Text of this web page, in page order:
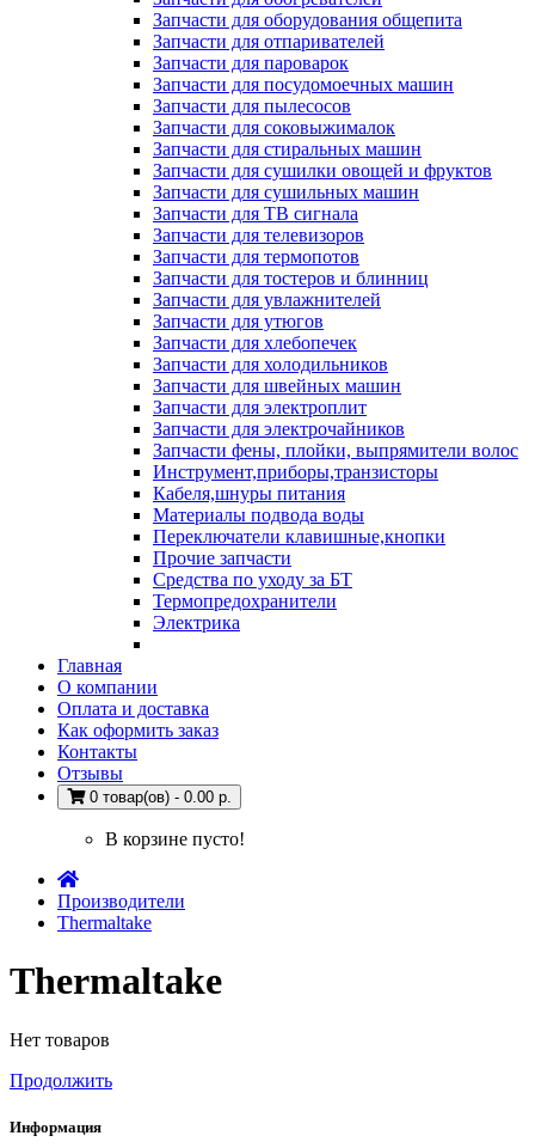
Запчасти для оборудования общепита
Запчасти для отпаривателей
Запчасти для пароварок
Запчасти для посудомоечных машин
Запчасти для пылесосов
Запчасти для соковыжималок
Запчасти для стиральных машин
Запчасти для сушилки овощей и фруктов
Запчасти для сушильных машин
Запчасти для ТВ сигнала
Запчасти для телевизоров
Запчасти для термопотов
Запчасти для тостеров и блинниц
Запчасти для увлажнителей
Запчасти для утюгов
Запчасти для хлебопечек
Запчасти для холодильников
Запчасти для швейных машин
Запчасти для электроплит
Запчасти для электрочайников
Запчасти фены, плойки, выпрямители волос
Инструмент,приборы,транзисторы
Кабеля,шнуры питания
Материалы подвода воды
Переключатели клавишные,кнопки
Прочие запчасти
Средства по уходу за БТ
Термопредохранители
Электрика
Главная
О компании
Оплата и доставка
Как оформить заказ
Контакты
Отзывы
0 товар(ов) - 0.00 р.
В корзине пусто!
Производители
Thermaltake
Thermaltake
Нет товаров
Продолжить
Информация